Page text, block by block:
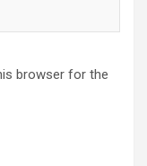
browser for the